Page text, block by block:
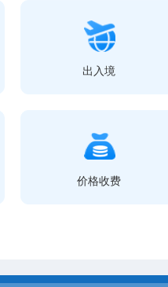
出入境
价格收费